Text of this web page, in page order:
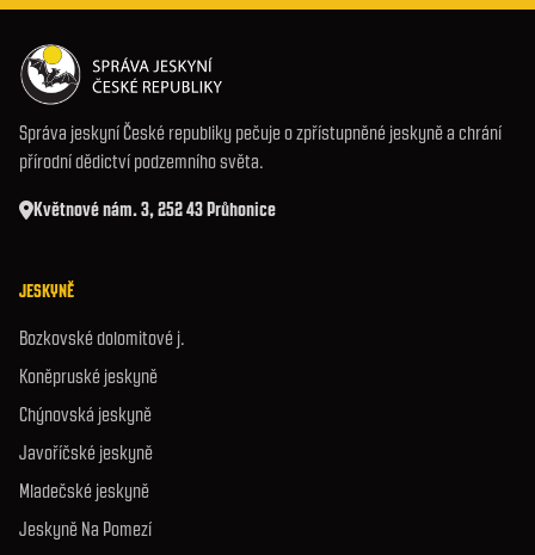
Správa jeskyní České republiky pečuje o zpřístupněné jeskyně a chrání
přírodní dědictví podzemního světa.
Květnové nám. 3, 252 43 Průhonice
JESKYNĚ
Bozkovské dolomitové j.
Koněpruské jeskyně
Chýnovská jeskyně
Javoříčské jeskyně
Mladečské jeskyně
Jeskyně Na Pomezí